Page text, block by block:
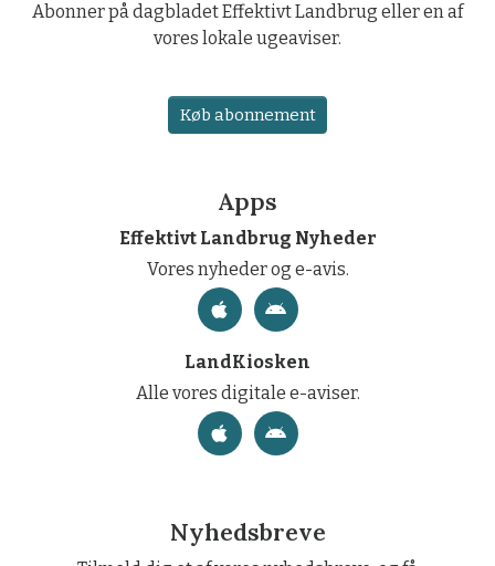
Abonner på dagbladet Effektivt Landbrug eller en af
vores lokale ugeaviser.
Køb abonnement
Apps
Effektivt Landbrug Nyheder
Vores nyheder og e-avis.
LandKiosken
Alle vores digitale e-aviser.
Nyhedsbreve